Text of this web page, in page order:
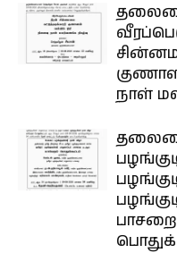
நாள்
பாசறை